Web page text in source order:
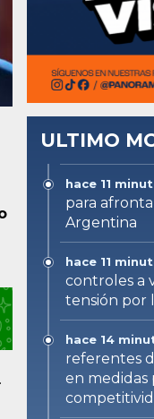
.
ULTIMO
hace 11
para
Argentina
hace 11
controles a
tensión por
hace 14
referentes
en medidas